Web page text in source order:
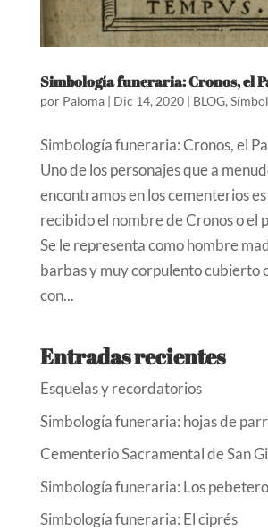
Simbología funeraria: Cronos, el
por Paloma| Dic 14, 2020| BLOG,
Simbología funeraria: Cronos, el
Uno de los personajes que a
encontramos en los cementerios
recibido el nombre de Cronos o el
Se le representa como hombre
barbas y muy corpulento cubierto
con...
Entradas recientes
Esquelas y recordatorios
Simbología funeraria: hojas de
Cementerio Sacramental de San
Simbología funeraria: Los
Simbología funeraria: El ciprés